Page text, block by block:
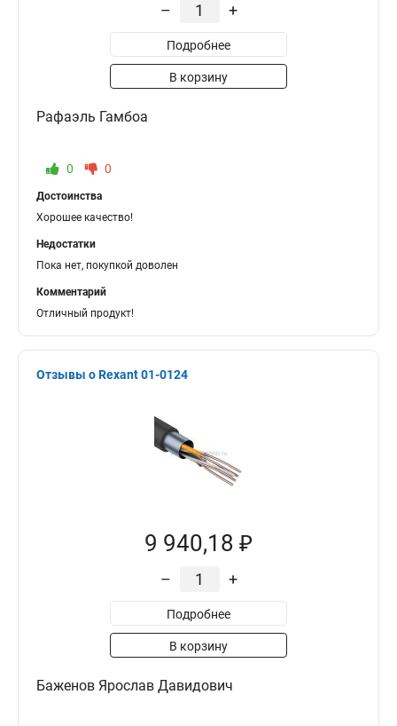
– +
Подробнее
В корзину
Рафаэль Гамбоа
0 0
Достоинства
Хорошее качество!
Недостатки
Пока нет, покупкой доволен
Комментарий
Отличный продукт!
Отзывы о Rexant 01-0124
9 940,18 ₽
– +
Подробнее
В корзину
Баженов Ярослав Давидович